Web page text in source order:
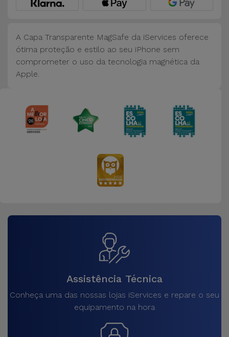
A Capa Transparente MagSafe da iServices oferece
ótima proteção e estilo ao seu iPhone sem
comprometer o uso da tecnologia magnética da
Apple.
Assistência Técnica
Conheça uma das nossas lojas iServices e repare o seu
equipamento na hora